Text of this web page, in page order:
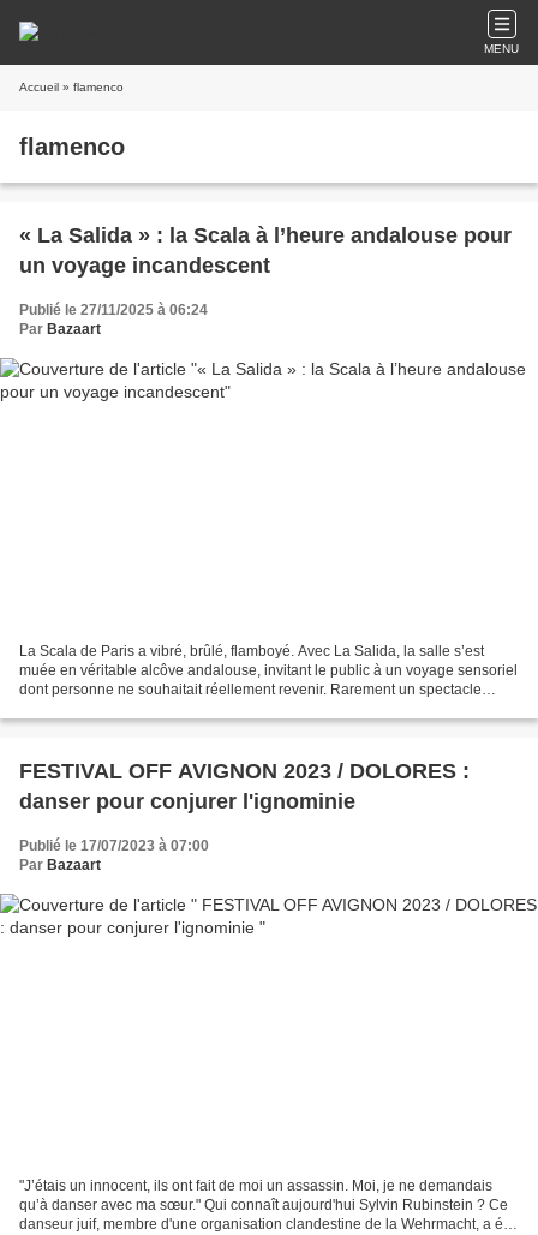
MENU
Accueil » flamenco
flamenco
« La Salida » : la Scala à l’heure andalouse pour
un voyage incandescent
Publié le 27/11/2025 à 06:24
Par Bazaart
La Scala de Paris a vibré, brûlé, flamboyé. Avec La Salida, la salle s’est
muée en véritable alcôve andalouse, invitant le public à un voyage sensoriel
dont personne ne souhaitait réellement revenir. Rarement un spectacle
FESTIVAL OFF AVIGNON 2023 / DOLORES :
danser pour conjurer l'ignominie
Publié le 17/07/2023 à 07:00
Par Bazaart
"J’étais un innocent, ils ont fait de moi un assassin. Moi, je ne demandais
qu’à danser avec ma sœur." Qui connaît aujourd'hui Sylvin Rubinstein ? Ce
danseur juif, membre d'une organisation clandestine de la Wehrmacht, a été